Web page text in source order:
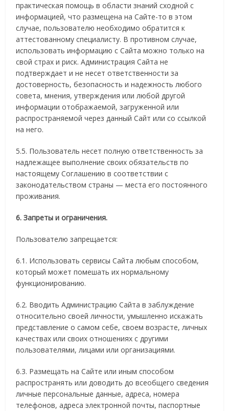
практическая помощь в области знаний сходной с
информацией, что размещена на Сайте-то в этом
случае, пользователю необходимо обратится к
аттестованному специалисту. В противном случае,
использовать информацию с Сайта можно только на
свой страх и риск. Администрация Сайта не
подтверждает и не несет ответственности за
достоверность, безопасность и надежность любого
совета, мнения, утверждения или любой другой
информации отображаемой, загруженной или
распространяемой через данный Сайт или со ссылкой
на него.
5.5. Пользователь несет полную ответственность за
надлежащее выполнение своих обязательств по
настоящему Соглашению в соответствии с
законодательством страны — места его постоянного
проживания.
6. Запреты и ограничения.
Пользователю запрещается:
6.1. Использовать сервисы Сайта любым способом,
который может помешать их нормальному
функционированию.
6.2. Вводить Администрацию Сайта в заблуждение
относительно своей личности, умышленно искажать
представление о самом себе, своем возрасте, личных
качествах или своих отношениях с другими
пользователями, лицами или организациями.
6.3. Размещать на Сайте или иным способом
распространять или доводить до всеобщего сведения
личные персональные данные, адреса, номера
телефонов, адреса электронной почты, паспортные